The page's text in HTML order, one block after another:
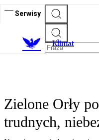
Serwisy
Klimat
Zielone Orły
trudnych,